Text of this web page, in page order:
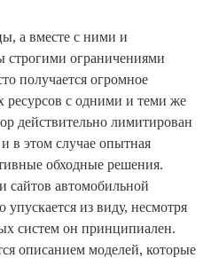
а вместе с ними и
строгими ограничениями
получается огромное
ресурсов с одними и теми же
действительно лимитирован
в этом случае опытная
обходные решения.
автомобильной
упускается из виду, несмотря
систем он принципиален.
описанием моделей, которые